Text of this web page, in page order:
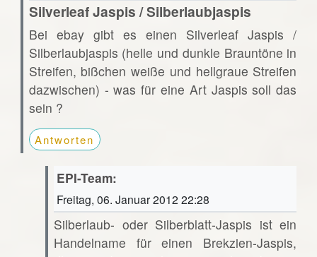
Silverleaf Jaspis / Silberlaubjaspis
Bei ebay gibt es einen Silverleaf Jaspis /
Silberlaubjaspis (helle und dunkle Brauntöne in
Streifen, bißchen weiße und hellgraue Streifen
dazwischen) - was für eine Art Jaspis soll das
sein ?
Antworten
EPI-Team:
Freitag, 06. Januar 2012 22:28
Silberlaub- oder Silberblatt-Jaspis ist ein
Handelname für einen Brekzien-Jaspis,